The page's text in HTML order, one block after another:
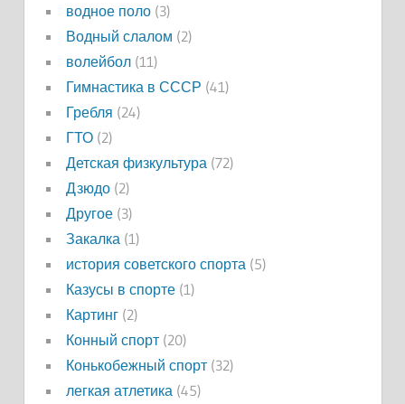
водное поло(3)
Водный слалом (2)
волейбол(11)
Гимнастика в СССР (41)
Гребля (24)
ГТО(2)
Детская физкультура (72)
Дзюдо(2)
Другое(3)
Закалка (1)
история советского спорта (5)
Казусы в спорте(1)
Картинг(2)
Конный спорт(20)
Конькобежный спорт(32)
легкая атлетика (45)